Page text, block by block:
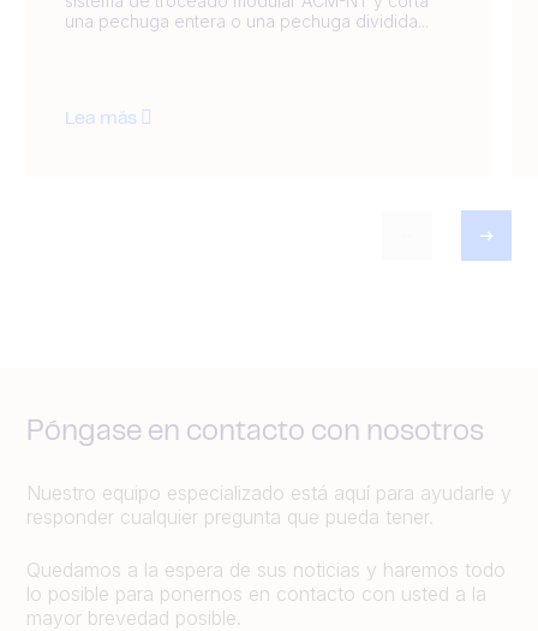
una pechuga entera o una pechuga dividida...
Lea más
Póngase en contacto con nosotros
Nuestro equipo especializado está aquí para ayudarle y
responder cualquier pregunta que pueda tener.
Quedamos a la espera de sus noticias y haremos todo
lo posible para ponernos en contacto con usted a la
mayor brevedad posible.